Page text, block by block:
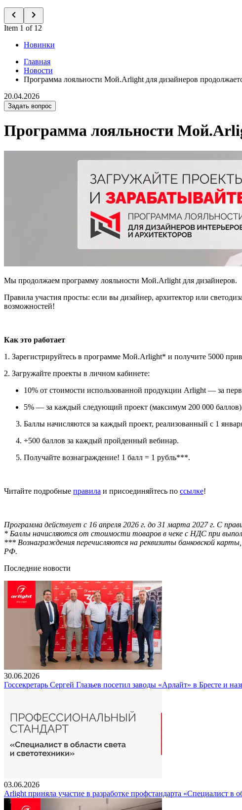
Item 1 of 12
Новинки
Главная
Новости
Программа лояльности Мой.Arlight для дизайнеров
20.04.2026
Задать вопрос
Программа лояльности
Мы продолжаем программу лояльности Mой.Arlight для дизайнеров.
Правила участия просты: если вы дизайнер, архитектор или
возможностей!
Как это работает
1. Зарегистрируйтесь в программе Mой.Arlight* и получите 5000
2. Загружайте проекты в личном кабинете:
10% от стоимости использованной продукции Arlight — за
5% — за каждый следующий проект (максимум 200 000
Баллы начисляются за каждый проект, реализованный с 1
+500 баллов за каждый пройденный вебинар.
Получайте вознаграждение! 1 балл = 1 рубль***.
Читайте подробные правила и присоединяйтесь по ссылке!
Программа действует с 16 апреля 2026 г. до 31 марта 2027 г. С
* Баллы начисляются от стоимости товаров в чеке с НДС при
*** Вознаграждения перечисляются на реквизиты банковской
РФ.
Последние новости
30.06.2026
Госсекретарь Сергей Глазьев посетил заводы «Арлайт» в Бресте и
03.06.2026
Arlight приняла участие в разработке профстандарта «Специалист в